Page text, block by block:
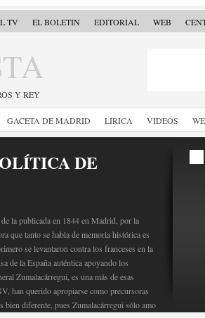
TV EL BOLETIN EDITORIAL WEB
Y REY
GACETA DE MADRID LÍRICA VIDEOS
DE
la publicada en 1844 en Madrid, por la
que tanto se habla de memoria histórica es
se levantaron contra los franceses en la
de la España auténtica apoyando los
Zumalacárregui, es una más de esas
han querido apropiarse como precursoras
bien diferente, pues Zumalacárregui sólo amo